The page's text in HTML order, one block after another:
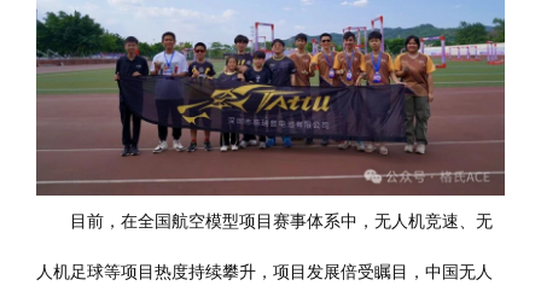
目前，在全国航空模型项目赛事体系中，无人机竞速、无
人机足球等项目热度持续攀升，项目发展倍受瞩目，中国无人